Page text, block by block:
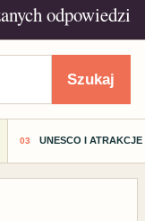
odpowiedzi
Szukaj
UNESCO I